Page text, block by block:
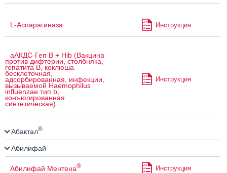
L-Аспарагиназа Инструкция
аАКДС-Геп B + Hib (Вакцина
против дифтерии, столбняка,
гепатита B, коклюша
бесклеточная,
адсорбированная, инфекции,
вызываемой Haemophilus
influenzae тип b,
конъюгированная
синтетическая)
Инструкция
Абактал®
Абилифай
Абилифай Ментена® Инструкция